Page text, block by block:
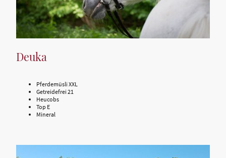
Deuka
Pferdemüsli XXL
Getreidefrei 21
Heucobs
Top E
Mineral